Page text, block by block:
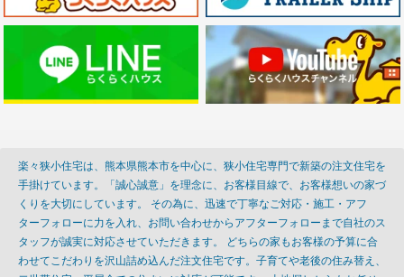
楽々狭小住宅は、熊本県熊本市を中心に、狭小住宅専門で新築の注文住宅を
手掛けています。「誠心誠意」を理念に、お客様目線で、お客様想いの家づ
くりを大切にしています。 その為に、迅速で丁寧なご対応・施工・アフ
ターフォローに力を入れ、お問い合わせからアフターフォローまで自社のス
タッフが誠実に対応させていただきます。 どちらの家もお客様の予算に合
わせてこだわりを沢山詰め込んだ注文住宅です。子育てや老後の住み替え、